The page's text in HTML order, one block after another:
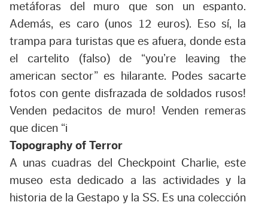
metáforas del muro que son un espanto.
Además, es caro (unos 12 euros). Eso sí, la
trampa para turistas que es afuera, donde esta
el cartelito (falso) de “you’re leaving the
american sector” es hilarante. Podes sacarte
fotos con gente disfrazada de soldados rusos!
Venden pedacitos de muro! Venden remeras
que dicen “i
Topography of Terror
A unas cuadras del Checkpoint Charlie, este
museo esta dedicado a las actividades y la
historia de la Gestapo y la SS. Es una colección